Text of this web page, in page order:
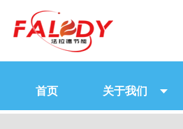
首页 关于我们